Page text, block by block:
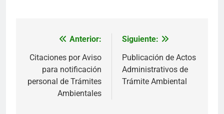
Navegación
de
entradas
Anterior:
Citaciones por Aviso
para notificación
personal de Trámites
Ambientales
Siguiente:
Publicación de Actos
Administrativos de
Trámite Ambiental